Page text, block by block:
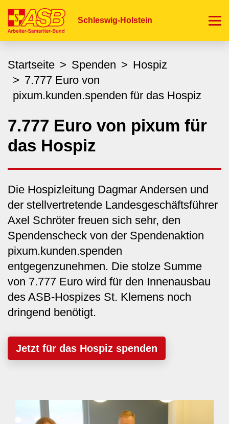
zum
Schleswig-Holstein
Startseite Spenden
Hospiz
7.777 Euro von
pixum.kunden.spenden für das Hospiz
7.777 Euro von pixum für
das Hospiz
Die Hospizleitung Dagmar Andersen und
der stellvertretende Landesgeschäftsführer
Axel Schröter freuen sich sehr, den
Spendenscheck von der Spendenaktion
pixum.kunden.spenden
entgegenzunehmen. Die stolze Summe
von 7.777 Euro wird für den Innenausbau
des ASB-Hospizes St. Klemens noch
dringend benötigt.
Jetzt für das Hospiz spenden